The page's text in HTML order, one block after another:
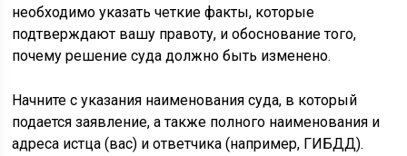
необходимо указать четкие факты, которые
подтверждают вашу правоту, и обоснование того,
почему решение суда должно быть изменено.
Начните с указания наименования суда, в который
подается заявление, а также полного наименования и
адреса истца (вас) и ответчика (например, ГИБДД).